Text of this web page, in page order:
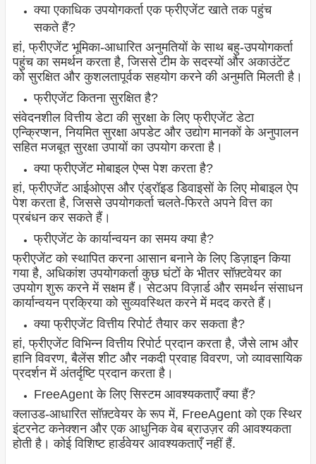
क्या एकाधिक उपयोगकर्ता एक फ्रीएजेंट खाते तक पहुंच
सकते हैं?
हां, फ्रीएजेंट भूमिका-आधारित अनुमतियों के साथ बहु-उपयोगकर्ता
पहुंच का समर्थन करता है, जिससे टीम के सदस्यों और अकाउंटेंट
को सुरक्षित और कुशलतापूर्वक सहयोग करने की अनुमति मिलती है।
फ्रीएजेंट कितना सुरक्षित है?
संवेदनशील वित्तीय डेटा की सुरक्षा के लिए फ्रीएजेंट डेटा
एन्क्रिप्शन, नियमित सुरक्षा अपडेट और उद्योग मानकों के अनुपालन
सहित मजबूत सुरक्षा उपायों का उपयोग करता है।
क्या फ्रीएजेंट मोबाइल ऐप्स पेश करता है?
हां, फ्रीएजेंट आईओएस और एंड्रॉइड डिवाइसों के लिए मोबाइल ऐप
पेश करता है, जिससे उपयोगकर्ता चलते-फिरते अपने वित्त का
प्रबंधन कर सकते हैं।
फ्रीएजेंट के कार्यान्वयन का समय क्या है?
फ्रीएजेंट को स्थापित करना आसान बनाने के लिए डिज़ाइन किया
गया है, अधिकांश उपयोगकर्ता कुछ घंटों के भीतर सॉफ़्टवेयर का
उपयोग शुरू करने में सक्षम हैं। सेटअप विज़ार्ड और समर्थन संसाधन
कार्यान्वयन प्रक्रिया को सुव्यवस्थित करने में मदद करते हैं।
क्या फ्रीएजेंट वित्तीय रिपोर्ट तैयार कर सकता है?
हां, फ्रीएजेंट विभिन्न वित्तीय रिपोर्ट प्रदान करता है, जैसे लाभ और
हानि विवरण, बैलेंस शीट और नकदी प्रवाह विवरण, जो व्यावसायिक
प्रदर्शन में अंतर्दृष्टि प्रदान करता है।
FreeAgent के लिए सिस्टम आवश्यकताएँ क्या हैं?
क्लाउड-आधारित सॉफ़्टवेयर के रूप में, FreeAgent को एक स्थिर
इंटरनेट कनेक्शन और एक आधुनिक वेब ब्राउज़र की आवश्यकता
होती है। कोई विशिष्ट हार्डवेयर आवश्यकताएँ नहीं हैं.